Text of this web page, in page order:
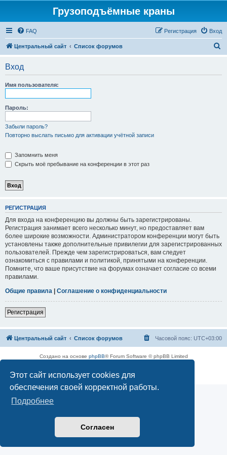
Этот сайт использует cookies для
обеспечения своей корректной работы.
Подробнее
Согласен
Грузоподъёмные краны
FAQ Вход
Регистрация
Центральный сайт Список форумов
Вход
Имя пользователя:
Пароль:
Забыли пароль?
Повторно выслать письмо для активации учётной записи
Запомнить меня
Скрыть моё пребывание на конференции в этот раз
РЕГИСТРАЦИЯ
Для входа на конференцию вы должны быть зарегистрированы.
Регистрация занимает всего несколько минут, но предоставляет вам
более широкие возможности. Администратором конференции могут быть
установлены также дополнительные привилегии для зарегистрированных
пользователей. Прежде чем зарегистрироваться, вам следует
ознакомиться с правилами и политикой, принятыми на конференции.
Помните, что ваше присутствие на форумах означает согласие со всеми
правилами.
Общие правила | Соглашение о конфиденциальности
Регистрация
Центральный сайт Список форумов Часовой пояс: UTC+03:00
Создано на основе phpBB® Forum Software © phpBB Limited
Конфиденциальность|Правила